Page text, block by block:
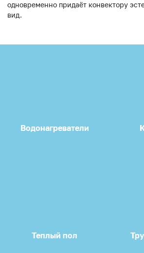
одновременно придаёт конвектору
вид.
Водонагреватели
Теплый пол